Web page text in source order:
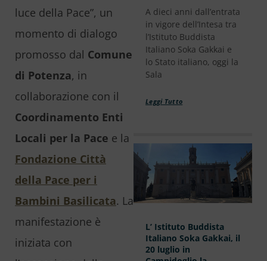
luce della Pace”, un
momento di dialogo
promosso dal Comune
di Potenza, in
collaborazione con il
Coordinamento Enti
Locali per la Pace e la
Fondazione Città
della Pace per i
Bambini Basilicata. La
manifestazione è
iniziata con
A dieci anni dall’entrata
in vigore dell’Intesa tra
l’Istituto Buddista
Italiano Soka Gakkai e
lo Stato italiano, oggi la
Sala
Leggi Tutto
L’ Istituto Buddista
Italiano Soka Gakkai, il
20 luglio in